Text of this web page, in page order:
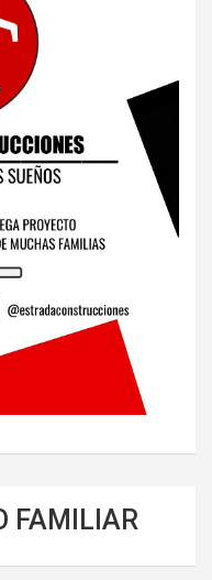
FAMILIAR